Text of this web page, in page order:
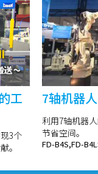
工
3个
。
7轴机器
利用7轴机器
节省空间。
FD-B4S,FD-